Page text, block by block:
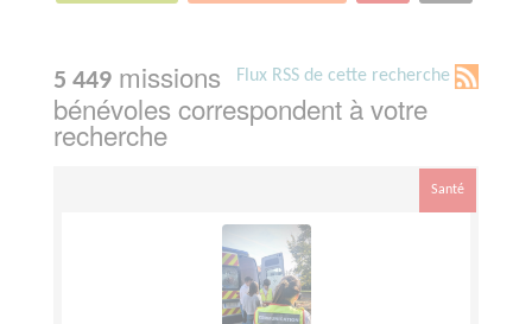
Flux RSS de cette recherche
5 449 missions
bénévoles correspondent à votre
recherche
Santé